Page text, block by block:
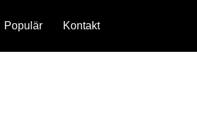
Populär Kontakt